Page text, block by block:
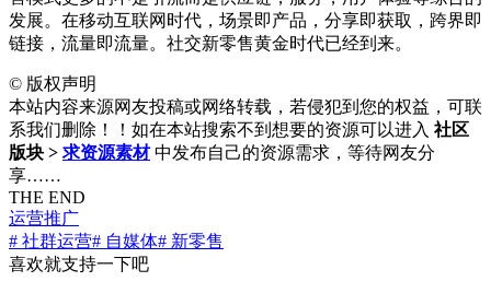
发展。在移动互联网时代，场景即产品，分享即获取，跨界即
链接，流量即流量。社交新零售黄金时代已经到来。
© 版权声明
本站内容来源网友投稿或网络转载，若侵犯到您的权益，可联
系我们删除！！如在本站搜索不到想要的资源可以进入 社区
版块 > 求资源素材 中发布自己的资源需求，等待网友分
享……
THE END
运营推广
# 社群运营# 自媒体# 新零售
喜欢就支持一下吧